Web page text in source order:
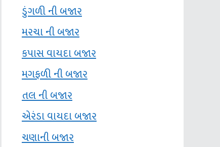
ડુંગળી ની બજાર
મરચા ની બજાર
કપાસ વાયદા બજાર
મગફળી ની બજાર
તલ ની બજાર
એરંડા વાયદા બજાર
ચણાની બજાર